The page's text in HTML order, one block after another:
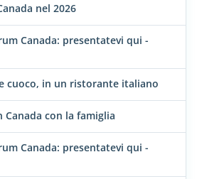
nel 2026
Canada: presentatevi qui -
cuoco, in un ristorante italiano
con la famiglia
Canada: presentatevi qui -